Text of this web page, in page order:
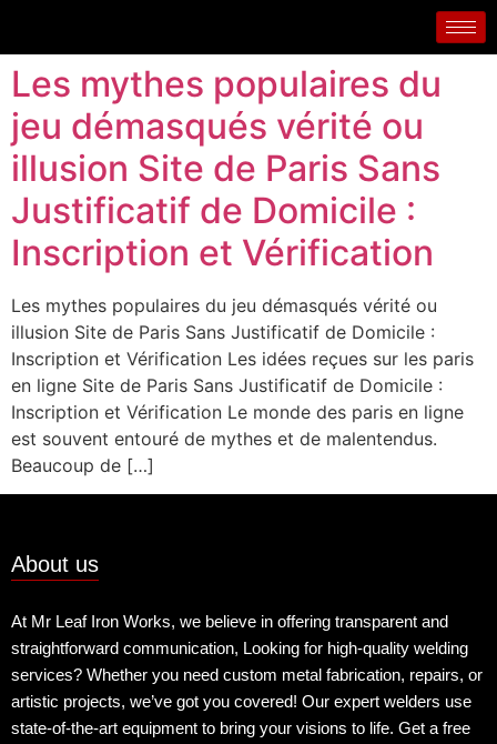
Les mythes populaires du
jeu démasqués vérité ou
illusion Site de Paris Sans
Justificatif de Domicile :
Inscription et Vérification
Les mythes populaires du jeu démasqués vérité ou
illusion Site de Paris Sans Justificatif de Domicile :
Inscription et Vérification Les idées reçues sur les paris
en ligne Site de Paris Sans Justificatif de Domicile :
Inscription et Vérification Le monde des paris en ligne
est souvent entouré de mythes et de malentendus.
Beaucoup de […]
About us
At Mr Leaf Iron Works, we believe in offering transparent and
straightforward communication, Looking for high-quality welding
services? Whether you need custom metal fabrication, repairs, or
artistic projects, we’ve got you covered! Our expert welders use
state-of-the-art equipment to bring your visions to life. Get a free